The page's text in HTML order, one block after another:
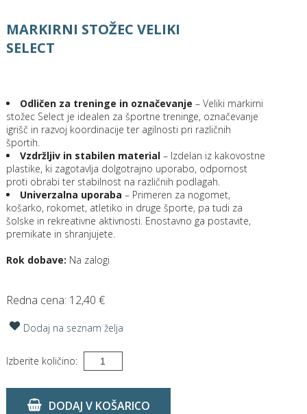
MARKIRNI STOŽEC VELIKI
SELECT
Odličen za treninge in označevanje – Veliki markirni
stožec Select je idealen za športne treninge, označevanje
igrišč in razvoj koordinacije ter agilnosti pri različnih
športih.
Vzdržljiv in stabilen material– Izdelan iz kakovostne
plastike, ki zagotavlja dolgotrajno uporabo, odpornost
proti obrabi ter stabilnost na različnih podlagah.
Univerzalna uporaba – Primeren za nogomet,
košarko, rokomet, atletiko in druge športe, pa tudi za
šolske in rekreativne aktivnosti. Enostavno ga postavite,
premikate in shranjujete.
Rok dobave: Na zalogi
Redna cena: 12,40 €
Dodaj na seznam želja
Izberite količino:
DODAJ V KOŠARICO